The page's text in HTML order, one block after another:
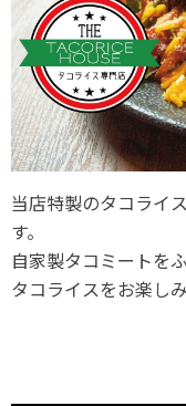
当店特製のタコライ
す。
自家製タコミートを
タコライスをお楽し